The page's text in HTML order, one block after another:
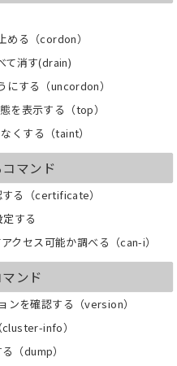
る（cordon）
消す(drain)
する（uncordon）
を表示する（top）
くする（taint）
マンド
る（certificate）
する
セス可能か調べる（can-i）
ンド
を確認する（version）
info）
（dump）